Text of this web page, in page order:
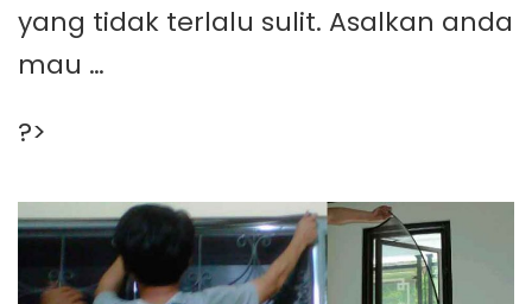
yang tidak terlalu sulit. Asalkan anda
mau …
?>